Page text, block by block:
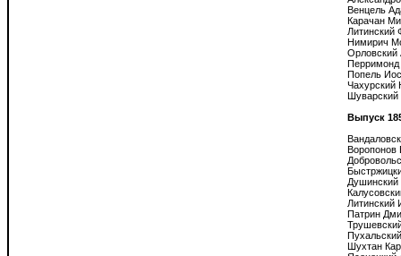
Венцель
Карачан
Литинский
Нимирич
Перримонд
Попель
Чахурский
Шуварский
Выпуск
Воропонов
Душинский
Литинский
Патрин
Шухтан